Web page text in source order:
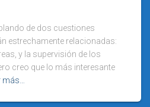
de dos cuestiones
estrechamente relacionadas:
y la supervisión de los
creo que lo más interesante
más…